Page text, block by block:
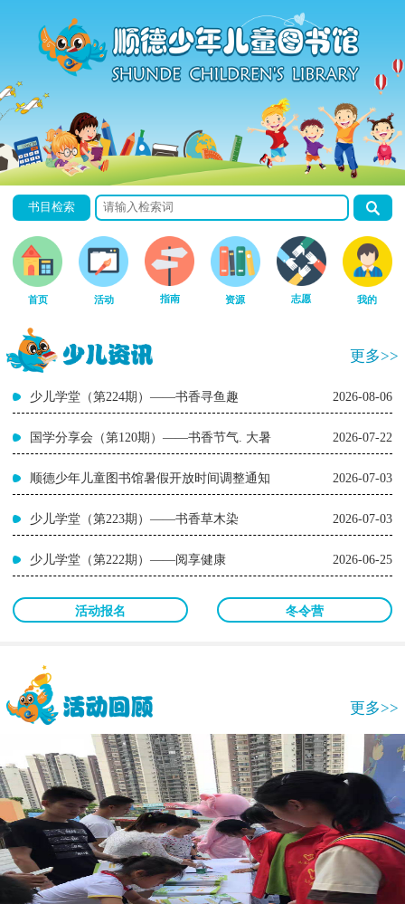
书目检索
首页 活动 指南 资源 志愿 我的
更多>>
少儿学堂（第224期）——书香寻鱼趣 2026-08-06
国学分享会（第120期）——书香节气. 大暑 2026-07-22
顺德少年儿童图书馆暑假开放时间调整通知 2026-07-03
少儿学堂（第223期）——书香草木染 2026-07-03
少儿学堂（第222期）——阅享健康 2026-06-25
活动报名 冬令营
更多>>